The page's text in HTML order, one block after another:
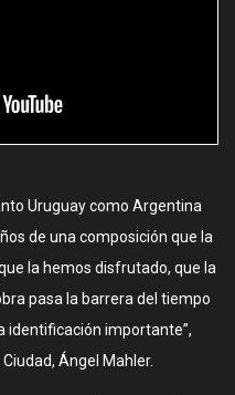
Uruguay como Argentina
de una composición que la
la hemos disfrutado, que la
pasa la barrera del tiempo
identificación importante”,
Ángel Mahler.